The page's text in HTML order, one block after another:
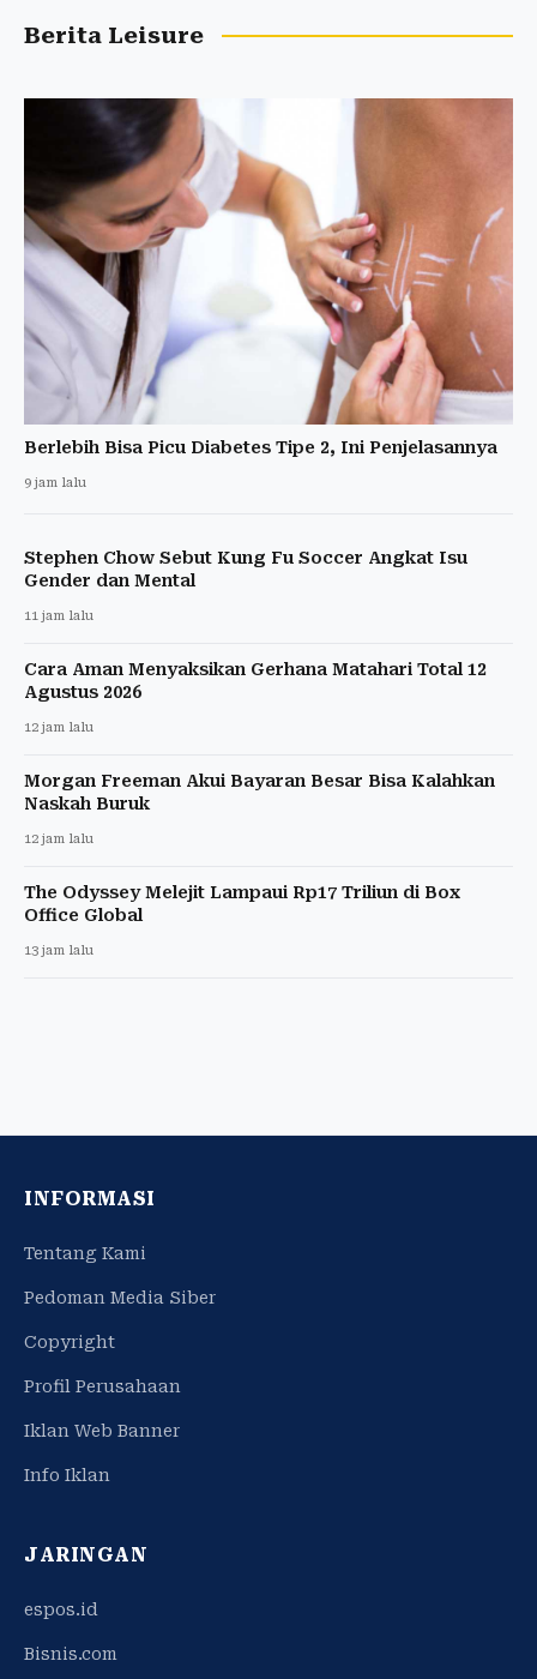
Berita Leisure
Berlebih Bisa Picu Diabetes Tipe 2, Ini Penjelasannya
9 jam lalu
Stephen Chow Sebut Kung Fu Soccer Angkat Isu
Gender dan Mental
11 jam lalu
Cara Aman Menyaksikan Gerhana Matahari Total 12
Agustus 2026
12 jam lalu
Morgan Freeman Akui Bayaran Besar Bisa Kalahkan
Naskah Buruk
12 jam lalu
The Odyssey Melejit Lampaui Rp17 Triliun di Box
Office Global
13 jam lalu
INFORMASI
Tentang Kami
Pedoman Media Siber
Copyright
Profil Perusahaan
Iklan Web Banner
Info Iklan
JARINGAN
espos.id
Bisnis.com